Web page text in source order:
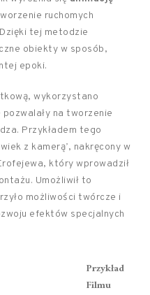
ruchomych
tej metodzie
obiekty w sposób,
epoki.
wykorzystano
na tworzenie
Przykładem tego
z kamerą’, nakręcony w
który wprowadził
Umożliwił to
możliwości twórcze i
efektów specjalnych
Przykład
Filmu